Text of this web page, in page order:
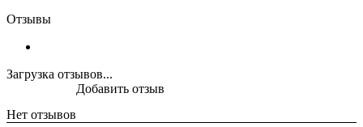
Отзывы
Загрузка отзывов...
Нет отзывов
Добавить отзыв